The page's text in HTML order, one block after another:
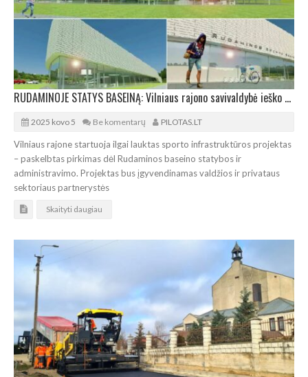
RUDAMINOJE STATYS BASEINĄ: Vilniaus rajono savivaldybė ieško privataus partnerio
2025 kovo 5 Be komentarų PILOTAS.LT
Vilniaus rajone startuoja ilgai lauktas sporto infrastruktūros projektas
– paskelbtas pirkimas dėl Rudaminos baseino statybos ir
administravimo. Projektas bus įgyvendinamas valdžios ir privataus
sektoriaus partnerystės
Skaityti daugiau